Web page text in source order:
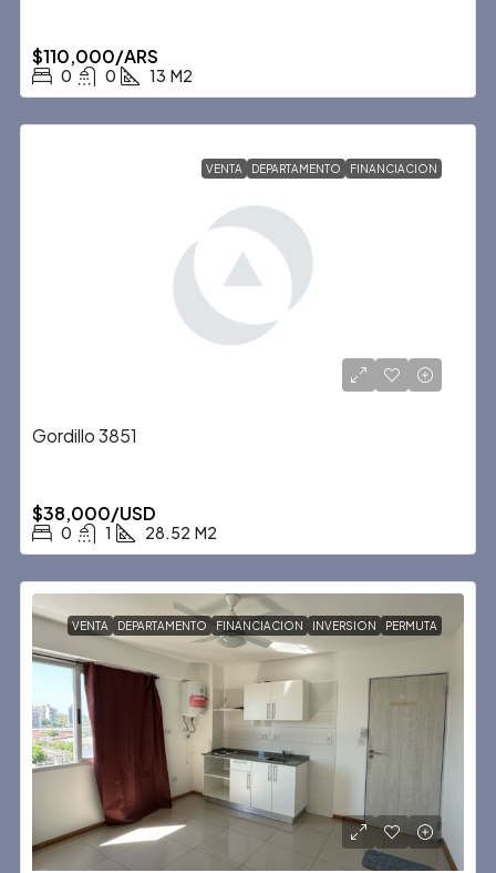
$110,000/ARS
0 0 13 M2
VENTA DEPARTAMENTO FINANCIACION
Gordillo 3851
$38,000/USD
0 1 28.52 M2
VENTA DEPARTAMENTO FINANCIACION INVERSION PERMUTA